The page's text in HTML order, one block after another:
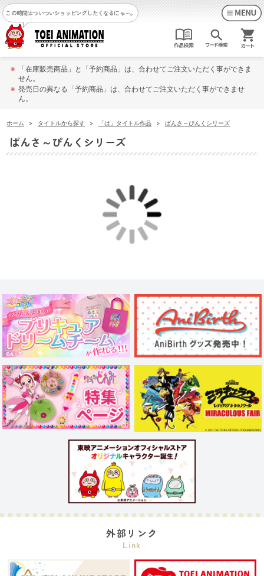
この時間はついついショッピングしたくなるにゃ～。
※
「在庫販売商品」と「予約商品」は、合わせてご注文いただく事ができま
せん。
※ 発売日の異なる「予約商品」は、合わせてご注文いただく事ができませ
ん。
ホーム > タイトルから探す > 「は」タイトル作品 > ぱんさ～ぴんくシリーズ
ぱんさ～ぴんくシリーズ
外部リンク
Link